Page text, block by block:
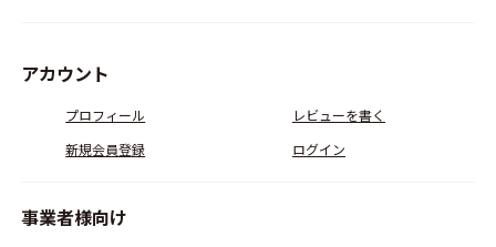
アカウント
プロフィール
レビューを書く
新規会員登録
ログイン
事業者様向け